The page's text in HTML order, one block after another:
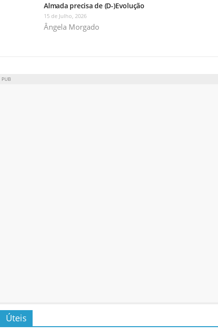
Almada precisa de (D-)Evolução
15 de Julho, 2026
Ângela Morgado
PUB
Úteis